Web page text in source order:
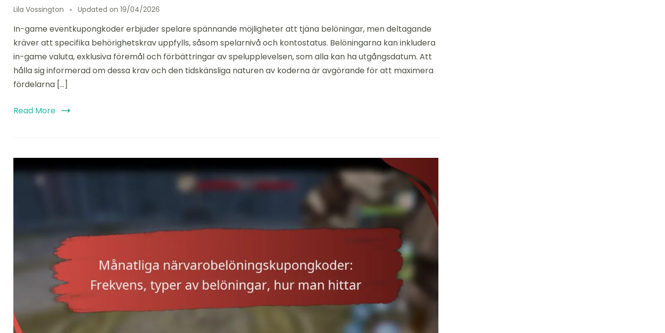
Lila Vossington Updated on 19/04/2026
In-game eventkupongkoder erbjuder spelare spännande möjligheter att tjäna belöningar, men deltagande
kräver att specifika behörighetskrav uppfylls, såsom spelarnivå och kontostatus. Belöningarna kan inkludera
in-game valuta, exklusiva föremål och förbättringar av spelupplevelsen, som alla kan ha utgångsdatum. Att
hålla sig informerad om dessa krav och den tidskänsliga naturen av koderna är avgörande för att maximera
fördelarna […]
Read More